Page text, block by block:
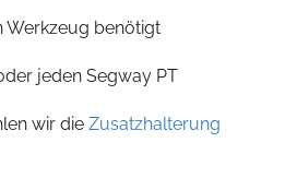
Werkzeug benötigt
jeden Segway PT
wir die Zusatzhalterung